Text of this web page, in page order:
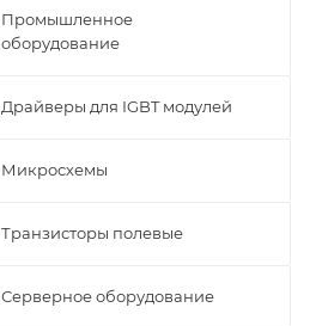
Промышленное
оборудование
Драйверы для IGBT модулей
Микросхемы
Транзисторы полевые
Серверное оборудование